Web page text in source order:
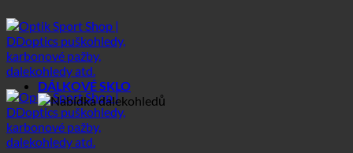
DÁLKOVÉ SKLO